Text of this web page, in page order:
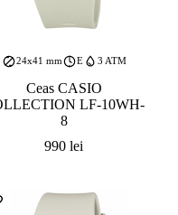
24x41 mm E 3 ATM
Ceas CASIO
LF-10WH-
8
990lei